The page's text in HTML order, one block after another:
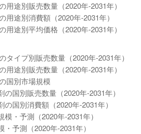
用途別販売数量（2020年-2031年）
用途別消費額（2020年-2031年）
用途別平均価格（2020年-2031年）
タイプ別販売数量（2020年-2031年）
用途別販売数量（2020年-2031年）
国別市場規模
国別販売数量（2020年-2031年）
国別消費額（2020年-2031年）
・予測（2020年-2031年）
予測（2020年-2031年）